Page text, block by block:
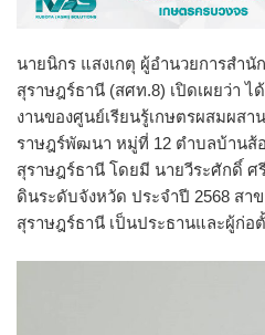
นายนิกร แสงเกตุ ผู้อำนวยการสำนั
สุราษฎร์ธานี (สศท.8) เปิดเผยว่า
งานของศูนย์เรียนรู้เกษตรผสมผส
ราษฎร์พัฒนา หมู่ที่ 12 ตำบลบ้านส้อ
สุราษฎร์ธานี โดยมี นายวีระศักดิ์
ดินระดับจังหวัด ประจำปี 2568 สา
สุราษฎร์ธานี เป็นประธานและผู้ก่อ